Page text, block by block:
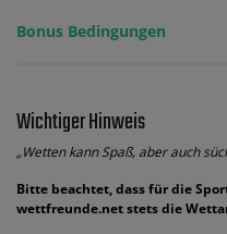
Bonus Bedingungen
Wichtiger Hinweis
„Wetten kann Spaß, aber auch
Bitte beachtet, dass für die
wettfreunde.net stets die